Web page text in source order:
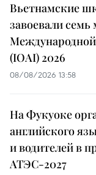
Вьетнамские
завоевали семь
(IOAI) 2026
08/08/2026 13:58
На Фукуоке
английского
и водителей в
АТЭС-2027